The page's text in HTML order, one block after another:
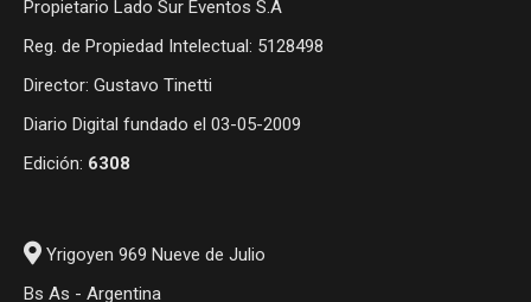
Propietario Lado Sur Eventos S.A
Reg. de Propiedad Intelectual: 5128498
Director: Gustavo Tinetti
Diario Digital fundado el 03-05-2009
Edición: 6308
Yrigoyen 969 Nueve de Julio
Bs As - Argentina